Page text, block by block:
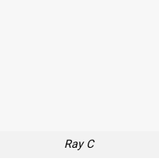
Ray C